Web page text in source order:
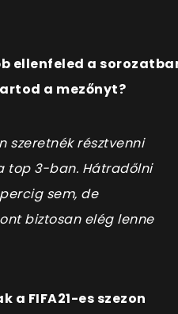
ellenfeled a
a mezőnyt?
szeretnék résztvenni
top 3-ban. Hátradőlni
sem, de
biztosan elég lenne
a FIFA21-es szezon